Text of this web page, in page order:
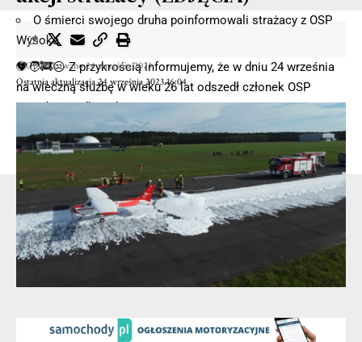
O śmierci swojego druha poinformowali strażacy z OSP
Wysoka
🖤🧑‍🚒☹️ Z przykrością informujemy, że w dniu 24 września
na wieczną służbę w wieku 26 lat odszedł członek OSP
Wysoka śp. dh. Robert Wawrzon.
Najserdeczniejsze kondolencje składamy rodzinie,
przyjaciołom i wszystkim, którzy znali dh. Roberta.🕯️
Ostatnia aktualizacja 24 września 2023 16:04
Opublikowano 24 września 2023